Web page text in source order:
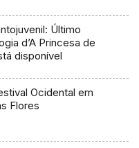
Último
d’A Princesa de
disponível
Ocidental em
Flores